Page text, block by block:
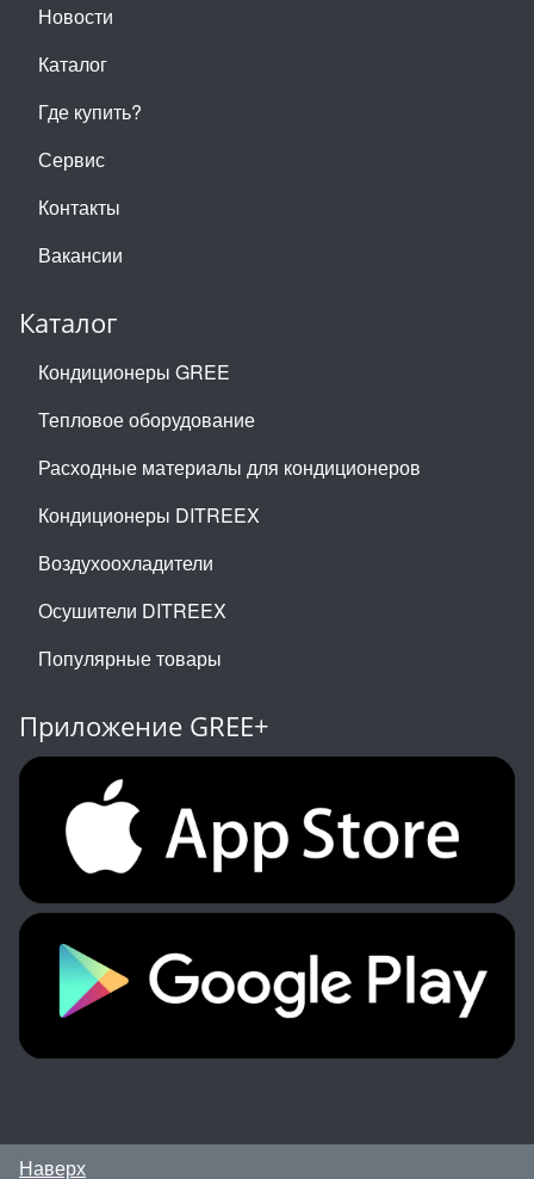
Новости
Каталог
Где купить?
Сервис
Контакты
Вакансии
Каталог
Кондиционеры GREE
Тепловое оборудование
Расходные материалы для кондиционеров
Кондиционеры DITREEX
Воздухоохладители
Осушители DITREEX
Популярные товары
Приложение GREE+
Наверх